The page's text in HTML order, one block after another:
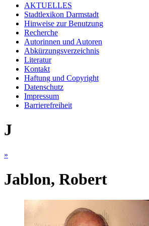
AKTUELLES
Stadtlexikon Darmstadt
Hinweise zur Benutzung
Recherche
Autorinnen und Autoren
Abkürzungsverzeichnis
Literatur
Kontakt
Haftung und Copyright
Datenschutz
Impressum
Barrierefreiheit
J
»
Jablon, Robert